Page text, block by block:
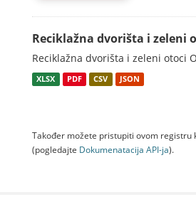
Reciklažna dvorišta i zeleni
Reciklažna dvorišta i zeleni otoci
XLSX PDF CSV JSON
Također možete pristupiti ovom registru
(pogledajte Dokumenаtаcijа API-jа).